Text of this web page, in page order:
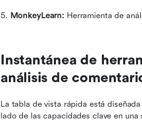
5. MonkeyLearn: Herramienta de
Instantánea de
análisis de
La tabla de vista rápida está
lado de las capacidades clave en